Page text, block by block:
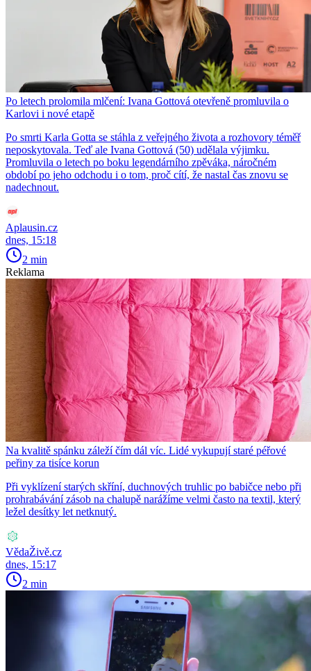
Po letech prolomila mlčení: Ivana Gottová otevřeně promluvila o
Karlovi i nové etapě
Po smrti Karla Gotta se stáhla z veřejného života a rozhovory téměř
neposkytovala. Teď ale Ivana Gottová (50) udělala výjimku.
Promluvila o letech po boku legendárního zpěváka, náročném
období po jeho odchodu i o tom, proč cítí, že nastal čas znovu se
nadechnout.
Aplausin.cz
dnes, 15:18
2 min
Reklama
Na kvalitě spánku záleží čím dál víc. Lidé vykupují staré péřové
peřiny za tisíce korun
Při vyklízení starých skříní, duchnových truhlic po babičce nebo při
prohrabávání zásob na chalupě narážíme velmi často na textil, který
ležel desítky let netknutý.
VědaŽivě.cz
dnes, 15:17
2 min